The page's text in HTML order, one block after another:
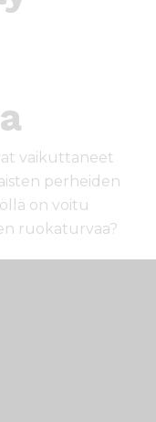
vaikuttaneet
perheiden
on voitu
ruokaturvaa?